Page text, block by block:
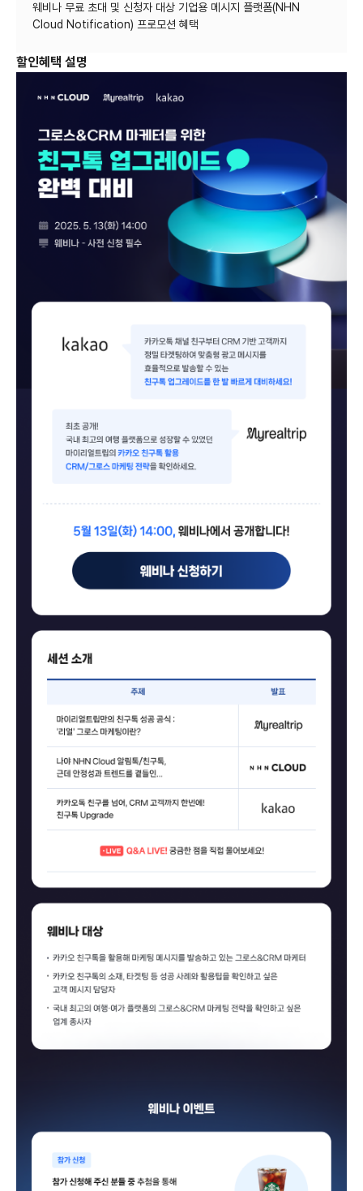
웨비나 무료 초대 및 신청자 대상 기업용 메시지 플랫폼(NHN
Cloud Notification) 프로모션 혜택
할인혜택 설명